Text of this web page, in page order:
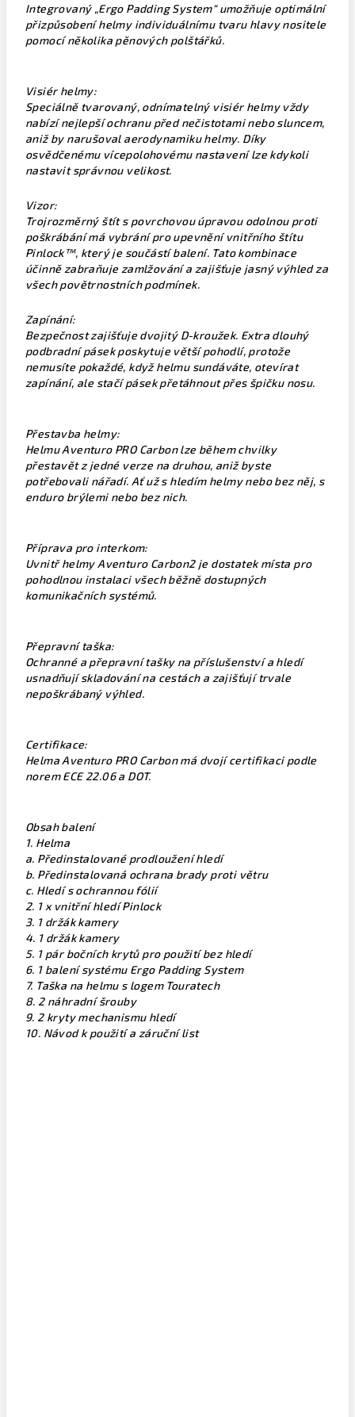
Integrovaný „Ergo Padding System“ umožňuje optimální
přizpůsobení helmy individuálnímu tvaru hlavy nositele
pomocí několika pěnových polštářků.
Visiér helmy:
Speciálně tvarovaný, odnímatelný visiér helmy vždy
nabízí nejlepší ochranu před nečistotami nebo sluncem,
aniž by narušoval aerodynamiku helmy. Díky
osvědčenému vícepolohovému nastavení lze kdykoli
nastavit správnou velikost.
Vizor:
Trojrozměrný štít s povrchovou úpravou odolnou proti
poškrábání má vybrání pro upevnění vnitřního štítu
Pinlock™, který je součástí balení. Tato kombinace
účinně zabraňuje zamlžování a zajišťuje jasný výhled za
všech povětrnostních podmínek.
Zapínání:
Bezpečnost zajišťuje dvojitý D-kroužek. Extra dlouhý
podbradní pásek poskytuje větší pohodlí, protože
nemusíte pokaždé, když helmu sundáváte, otevírat
zapínání, ale stačí pásek přetáhnout přes špičku nosu.
Přestavba helmy:
Helmu Aventuro PRO Carbon lze během chvilky
přestavět z jedné verze na druhou, aniž byste
potřebovali nářadí. Ať už s hledím helmy nebo bez něj, s
enduro brýlemi nebo bez nich.
Příprava pro interkom:
Uvnitř helmy Aventuro Carbon2 je dostatek místa pro
pohodlnou instalaci všech běžně dostupných
komunikačních systémů.
Přepravní taška:
Ochranné a přepravní tašky na příslušenství a hledí
usnadňují skladování na cestách a zajišťují trvale
nepoškrábaný výhled.
Certifikace:
Helma Aventuro PRO Carbon má dvojí certifikaci podle
norem ECE 22.06 a DOT.
Obsah balení
1. Helma
a. Předinstalované prodloužení hledí
b. Předinstalovaná ochrana brady proti větru
c. Hledí s ochrannou fólií
2. 1 x vnitřní hledí Pinlock
3. 1 držák kamery
4. 1 držák kamery
5. 1 pár bočních krytů pro použití bez hledí
6. 1 balení systému Ergo Padding System
7. Taška na helmu s logem Touratech
8. 2 náhradní šrouby
9. 2 kryty mechanismu hledí
10. Návod k použití a záruční list